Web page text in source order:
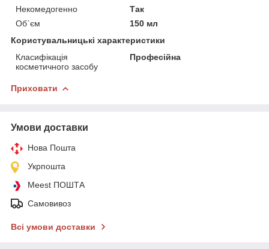
Некомедогенно
Так
Об`єм
150 мл
Користувальницькі характеристики
Класифікація
косметичного засобу
Професійна
Приховати
Умови доставки
Нова Пошта
Укрпошта
Meest ПОШТА
Самовивоз
Всі умови доставки